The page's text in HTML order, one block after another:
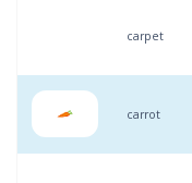
carpet
carrot